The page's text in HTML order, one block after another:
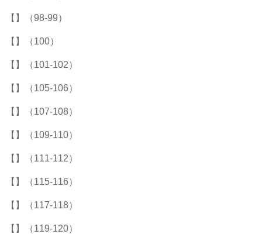
【】（98-99）
【】（100）
【】（101-102）
【】（105-106）
【】（107-108）
【】（109-110）
【】（111-112）
【】（115-116）
【】（117-118）
【】（119-120）